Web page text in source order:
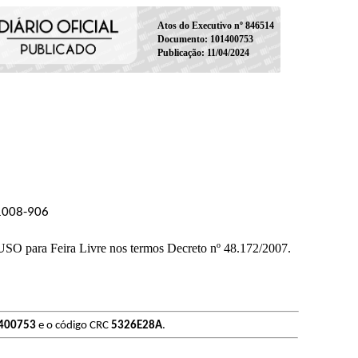
Atos do Executivo nº 846514
Documento: 101400753
Publicação: 11/04/2024
906
para Feira Livre nos termos Decreto nº 48.172/2007.
e o código CRC5326E28A.